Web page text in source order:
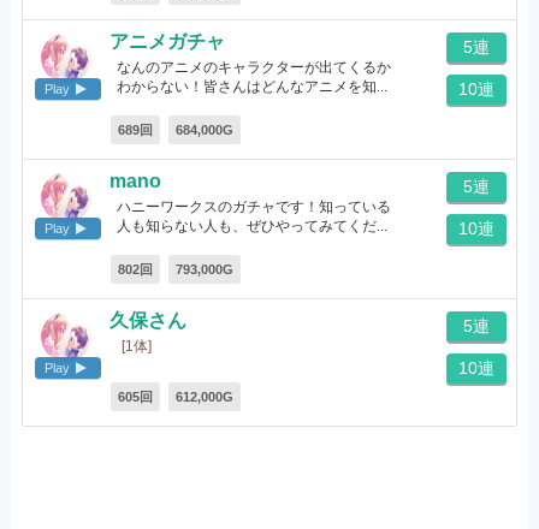
Play
アニメガチャ
なんのアニメのキャラクターが出てくるか
わからない！皆さんはどんなアニメを知...
689回 684,000G
5連
10連
Play
mano
ハニーワークスのガチャです！知っている
人も知らない人も、ぜひやってみてくだ...
802回 793,000G
5連
10連
Play
久保さん
[1体]
605回 612,000G
5連
10連